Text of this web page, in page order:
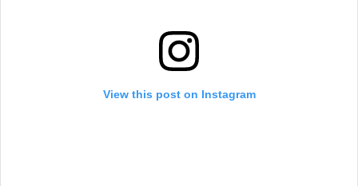
View this post on Instagram